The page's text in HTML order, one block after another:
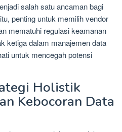
salah satu ancaman bagi
penting untuk memilih vendor
mematuhi regulasi keamanan
ketiga dalam manajemen data
untuk mencegah potensi
Holistik
Kebocoran Data